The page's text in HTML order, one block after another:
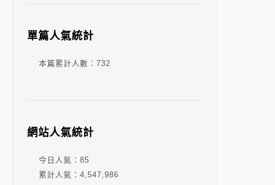
單篇人氣統計
本篇累計人數： 732
網站人氣統計
今日人氣： 85
累計人氣： 4,547,986